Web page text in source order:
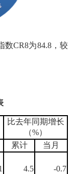
数CR8为84.8，较
比去年同期增长
（%）
累计
当月
4.5 -0.7